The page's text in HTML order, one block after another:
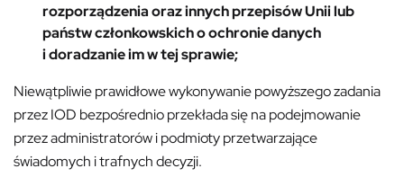
rozporządzenia oraz innych przepisów Unii lub
państw członkowskich o ochronie danych
i doradzanie im w tej sprawie;
Niewątpliwie prawidłowe wykonywanie powyższego zadania
przez IOD bezpośrednio przekłada się na podejmowanie
przez administratorów i podmioty przetwarzające
świadomych i trafnych decyzji.